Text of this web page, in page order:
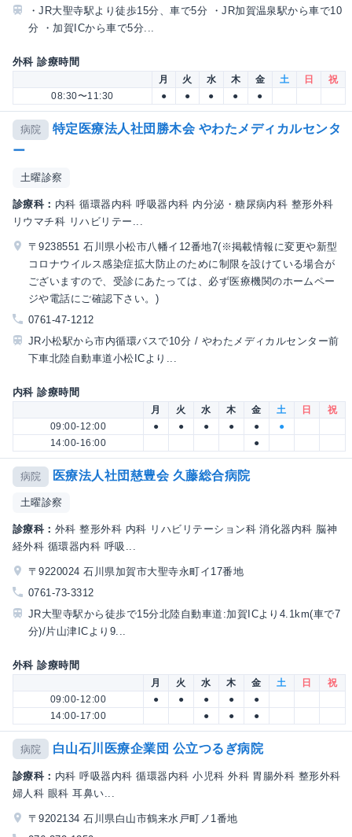
・JR大聖寺駅より徒歩15分、車で5分 ・JR加賀温泉駅から車で10
分 ・加賀ICから車で5分...
外科 診療時間
月 火 水 木 金 土 日
祝
08:30〜11:30
● ● ● ● ●
病院
特定医療法人社団勝木会 やわたメディカルセンタ
ー
土曜診察
診療科： 内科 循環器内科 呼吸器内科 内分泌・糖尿病内科 整形外科
リウマチ科 リハビリテー...
〒9238551 石川県小松市八幡イ12番地7(※掲載情報に変更や新型
コロナウイルス感染症拡大防止のために制限を設けている場合が
ございますので、受診にあたっては、必ず医療機関のホームペー
ジや電話にご確認下さい。)
0761-47-1212
JR小松駅から市内循環バスで10分 / やわたメディカルセンター前
下車北陸自動車道小松ICより...
内科 診療時間
月 火 水 木 金 土 日
祝
09:00-12:00
● ● ● ● ●
●
14:00-16:00
●
病院 医療法人社団慈豊会 久藤総合病院
土曜診察
診療科： 外科 整形外科 内科 リハビリテーション科 消化器内科 脳神
経外科 循環器内科 呼吸...
〒9220024 石川県加賀市大聖寺永町イ17番地
0761-73-3312
JR大聖寺駅から徒歩で15分北陸自動車道:加賀ICより4.1km(車で7
分)/片山津ICより9...
外科 診療時間
月 火 水 木 金 土 日
祝
09:00-12:00
● ● ● ●
●
14:00-17:00
● ● ●
病院 白山石川医療企業団 公立つるぎ病院
診療科： 内科 呼吸器内科 循環器内科 小児科 外科 胃腸外科 整形外科
婦人科 眼科 耳鼻い...
〒9202134 石川県白山市鶴来水戸町ノ1番地